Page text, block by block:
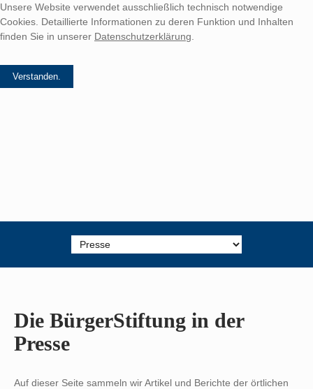
Unsere Website verwendet ausschließlich technisch notwendige
Cookies. Detaillierte Informationen zu deren Funktion und Inhalten
finden Sie in unserer Datenschutzerklärung.
Die BürgerStiftung in der
Presse
Auf dieser Seite sammeln wir Artikel und Berichte der örtlichen